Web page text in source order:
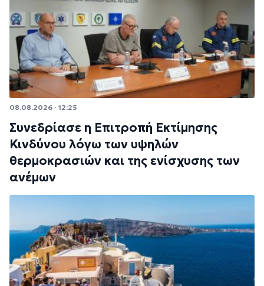
08.08.2026 · 12:25
Συνεδρίασε η Επιτροπή Εκτίμησης
Κινδύνου λόγω των υψηλών
θερμοκρασιών και της ενίσχυσης των
ανέμων